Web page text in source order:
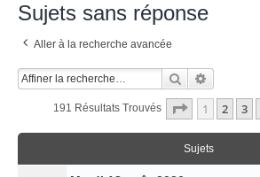
Sujets sans réponse
Aller à la recherche avancée
Rechercher
191 Résultats Trouvés Page 1Sur8
1 2 3
Sujets